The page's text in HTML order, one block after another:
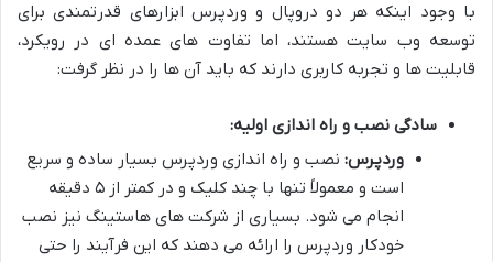
با وجود اینکه هر دو دروپال و وردپرس ابزارهای قدرتمندی برای
توسعه وب سایت هستند، اما تفاوت های عمده ای در رویکرد،
قابلیت ها و تجربه کاربری دارند که باید آن ها را در نظر گرفت:
سادگی نصب و راه اندازی اولیه:
وردپرس: نصب و راه اندازی وردپرس بسیار ساده و سریع
است و معمولاً تنها با چند کلیک و در کمتر از ۵ دقیقه
انجام می شود. بسیاری از شرکت های هاستینگ نیز نصب
خودکار وردپرس را ارائه می دهند که این فرآیند را حتی